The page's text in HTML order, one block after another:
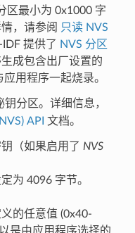
区最小为 0x1000 字
，请参阅 只读 NVS
IDF 提供了 NVS 分区
成包含出厂设置的
用程序一起烧录。
钥分区。详细信息，
API 文档。
（如果启用了 NVS
为 4096 字节。
的任意值 (0x40-